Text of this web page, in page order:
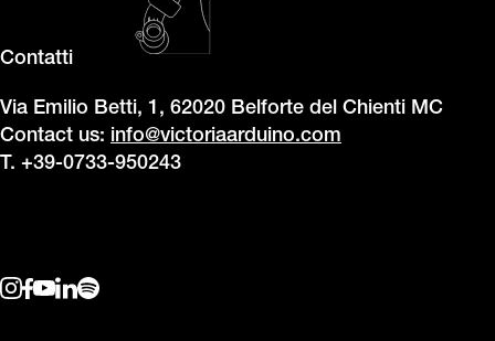
Contatti
Via Emilio Betti, 1, 62020 Belforte del Chienti MC
Contact us: info@victoriaarduino.com
T. +39-0733-950243